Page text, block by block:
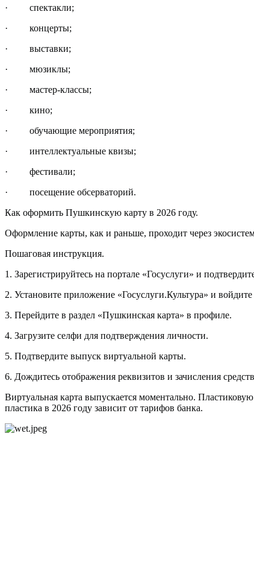
· спектакли;
· концерты;
· выставки;
· мюзиклы;
· мастер-классы;
· кино;
· обучающие мероприятия;
· интеллектуальные квизы;
· фестивали;
· посещение обсерваторий.
Как оформить Пушкинскую карту в 2026 году.
Оформление карты, как и раньше, проходит через
Пошаговая инструкция.
1. Зарегистрируйтесь на портале «Госуслуги» и
2. Установите приложение «Госуслуги.Культура» и
3. Перейдите в раздел «Пушкинская карта» в профиле.
4. Загрузите селфи для подтверждения личности.
5. Подтвердите выпуск виртуальной карты.
6. Дождитесь отображения реквизитов и зачисления
Виртуальная карта выпускается моментально.
пластика в 2026 году зависит от тарифов банка.